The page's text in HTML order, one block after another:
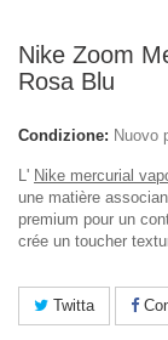
Nike Zoom
Rosa Blu
Condizione: Nuovo
L' Nike mercurial
une matière
premium pour un
crée un toucher
Twitta